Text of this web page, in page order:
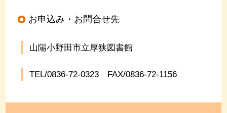
お申込み・お問合せ先
山陽小野田市立厚狭図書館
TEL/0836-72-0323 FAX/0836-72-1156